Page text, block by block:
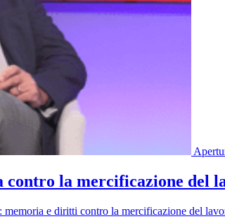
la mercificazione del
e diritti contro la mercificazione del